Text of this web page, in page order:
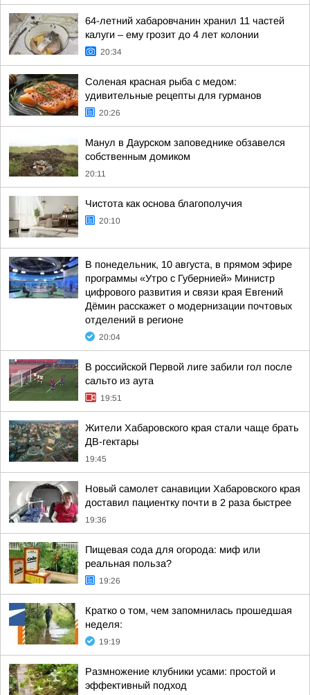
64-летний хабаровчанин хранил 11 частей
калуги – ему грозит до 4 лет колонии
20:34
Соленая красная рыба с медом:
удивительные рецепты для гурманов
20:26
Манул в Даурском заповеднике обзавелся
собственным домиком
20:11
Чистота как основа благополучия
20:10
В понедельник, 10 августа, в прямом эфире
программы «Утро с Губернией» Министр
цифрового развития и связи края Евгений
Дёмин расскажет о модернизации почтовых
отделений в регионе
20:04
В российской Первой лиге забили гол после
сальто из аута
19:51
Жители Хабаровского края стали чаще брать
ДВ-гектары
19:45
Новый самолет санавиции Хабаровского края
доставил пациентку почти в 2 раза быстрее
19:36
Пищевая сода для огорода: миф или
реальная польза?
19:26
Кратко о том, чем запомнилась прошедшая
неделя:
19:19
Размножение клубники усами: простой и
эффективный подход